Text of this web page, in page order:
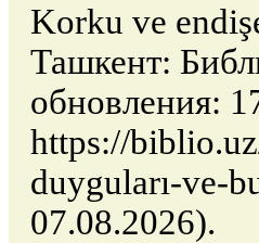
Korku ve
Ташкент:
обновления:
https://
duyguları-ve-
07.08.2026).